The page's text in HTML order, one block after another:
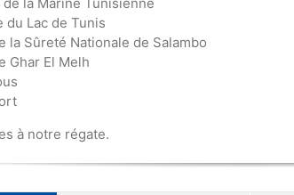
du Lac de Tunis
la Sûreté Nationale de Salambo
Ghar El Melh
à notre régate.